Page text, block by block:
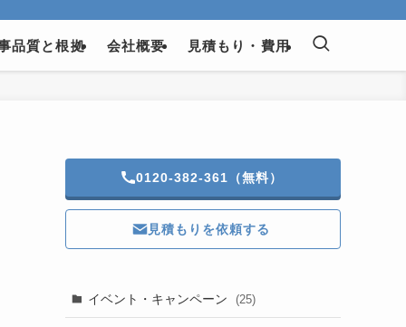
品質と根拠 会社概要 見積もり・費用
0120-382-361（無料）
見積もりを依頼する
イベント・キャンペーン (25)